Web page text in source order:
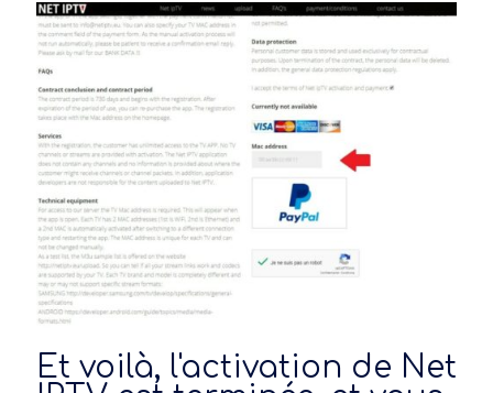
Et voilà, l'activation de Net